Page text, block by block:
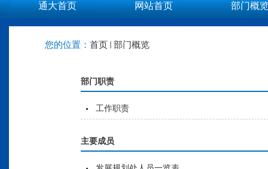
通大首页 网站首页 部门概
您的位置： 首页 部门概览
部门职责
工作职责
主要成员